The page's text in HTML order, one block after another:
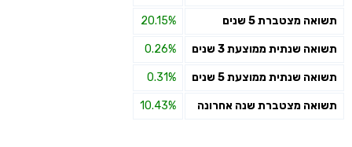
תשואה מצטברת 5 שנים 20.15%
תשואה שנתית ממוצעת 3 שנים 0.26%
תשואה שנתית ממוצעת 5 שנים 0.31%
תשואה מצטברת שנה אחרונה 10.43%